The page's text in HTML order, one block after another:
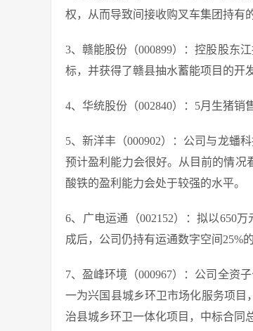
权，从而导致间接收购叉车集团持有
3、赣能股份（000899）：控股股东
标，并获得了赣县抽水蓄能项目的开
4、华统股份（002840）：5月生猪销
5、新洋丰（000902）：公司与龙蟠
预计盈利能力会很好。从目前的情况
酸铁的盈利能力会处于较强的水平。
6、广电运通（002152）：拟以650
成后，公司仍持有运通数字空间25%的
7、盈峰环境（000967）：公司全资
一为兴国县城乡环卫市场化服务项目
治县城乡环卫一体化项目，中标合同